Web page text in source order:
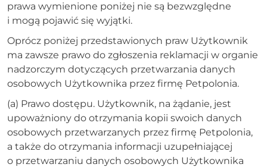
prawa wymienione poniżej nie są bezwzględne
i mogą pojawić się wyjątki.
Oprócz poniżej przedstawionych praw Użytkownik
ma zawsze prawo do zgłoszenia reklamacji w organie
nadzorczym dotyczących przetwarzania danych
osobowych Użytkownika przez firmę Petpolonia.
(a) Prawo dostępu. Użytkownik, na żądanie, jest
upoważniony do otrzymania kopii swoich danych
osobowych przetwarzanych przez firmę Petpolonia,
a także do otrzymania informacji uzupełniającej
o przetwarzaniu danych osobowych Użytkownika